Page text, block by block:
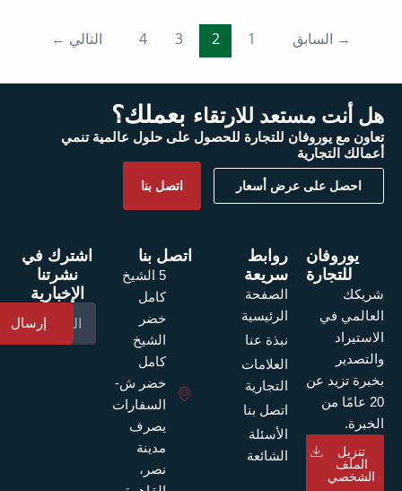
السابق التالي←
هل أنت مستعد للارتقاءبعملك؟
تعاون مع يوروفان للتجارة للحصول على حلول عالمية تنمي
أعمالك التجارية
احصل على عرض أسعار اتصل بنا
يوروفان
للتجارة
شريكك
العالمي في
الاستيراد
والتصدير
بخبرة تزيد عن
20 عامًا من
الخبرة.
تنزيل
الملف
الشخصي
روابط
سريعة
الصفحة
الرئيسية
نبذة عنا
العلامات
التجارية
اتصل بنا
الأسئلة
الشائعة
اتصل بنا
5 الشيخ
كامل
خضر
الشيخ
كامل
خضر ش-
السفارات
يصرف
مدينة
نصر،
اشترك في
نشرتنا
الإخبارية
إرسال